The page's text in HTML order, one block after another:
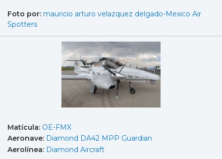
Foto por: mauricio arturo velazquez delgado-Mexico Air
Spotters
Matícula: OE-FMX
Aeronave: Diamond DA42 MPP Guardian
Aerolínea: Diamond Aircraft